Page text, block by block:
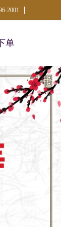
2001
单